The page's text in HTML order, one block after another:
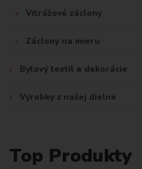
Vitrážové záclony
Záclony na mieru
Bytový textil a dekorácie
Výrobky z našej dielne
Top Produkty